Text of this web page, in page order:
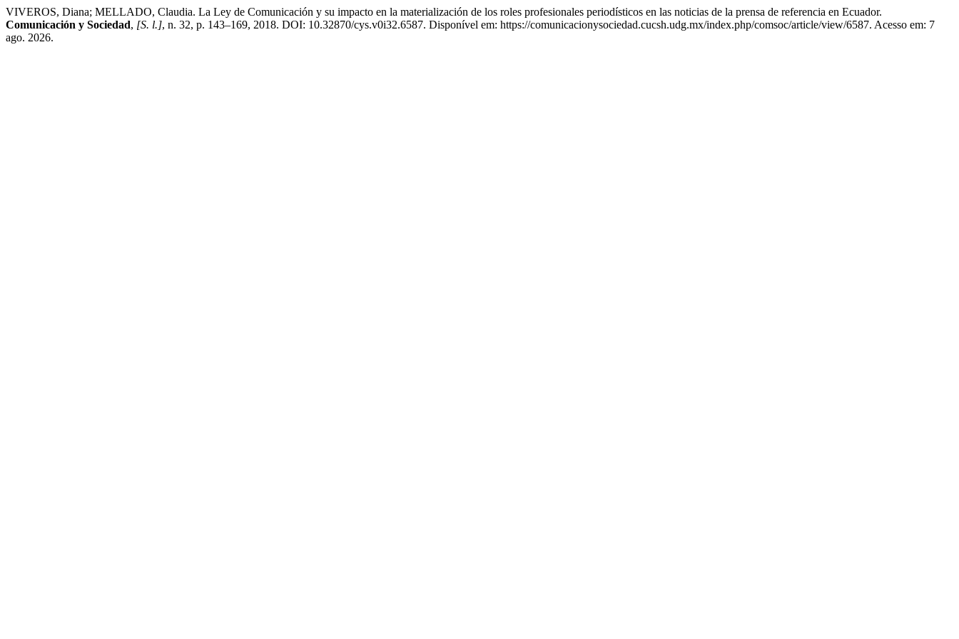
VIVEROS, Diana; MELLADO, Claudia. La Ley de Comunicación y su impacto en la materialización de los roles profesionales periodísticos en las noticias de la prensa de referencia en Ecuador.
Comunicación y Sociedad, [S. l.], n. 32, p. 143–169, 2018. DOI: 10.32870/cys.v0i32.6587. Disponível em: https://comunicacionysociedad.cucsh.udg.mx/index.php/comsoc/article/view/6587. Acesso em: 7
ago. 2026.